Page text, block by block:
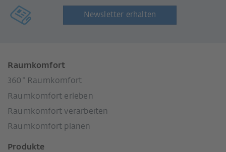
Newsletter erhalten
Raumkomfort
360° Raumkomfort
Raumkomfort erleben
Raumkomfort verarbeiten
Raumkomfort planen
Produkte